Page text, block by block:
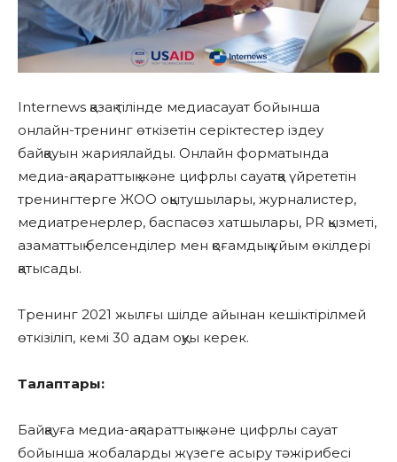
Internews қазақ тілінде медиасауат бойынша
онлайн-тренинг өткізетін серіктестер іздеу
байқауын жариялайды. Онлайн форматында
медиа-ақпараттық және цифрлы сауатқа үйрететін
тренингтерге ЖОО оқытушылары, журналистер,
медиатренерлер, баспасөз хатшылары, PR қызметі,
азаматтық белсенділер мен қоғамдық ұйым өкілдері
қатысады.
Тренинг 2021 жылғы шілде айынан кешіктірілмей
өткізіліп, кемі 30 адам оқуы керек.
Талаптары:
Байқауға медиа-ақпараттық және цифрлы сауат
бойынша жобаларды жүзеге асыру тәжірибесі